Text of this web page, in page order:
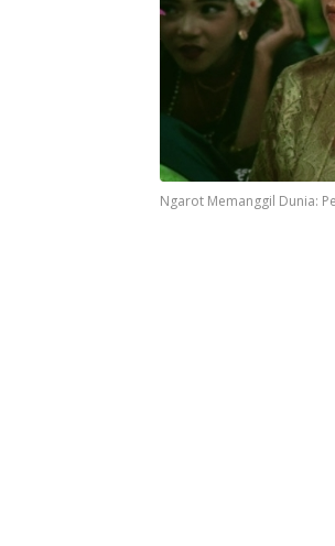
Ngarot Memanggil Dunia: